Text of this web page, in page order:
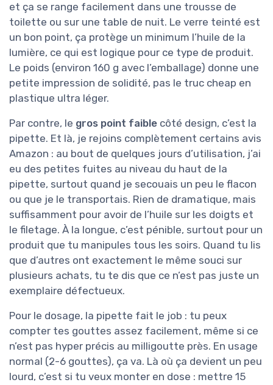
et ça se range facilement dans une trousse de
toilette ou sur une table de nuit. Le verre teinté est
un bon point, ça protège un minimum l’huile de la
lumière, ce qui est logique pour ce type de produit.
Le poids (environ 160 g avec l’emballage) donne une
petite impression de solidité, pas le truc cheap en
plastique ultra léger.
Par contre, le gros point faible côté design, c’est la
pipette. Et là, je rejoins complètement certains avis
Amazon : au bout de quelques jours d’utilisation, j’ai
eu des petites fuites au niveau du haut de la
pipette, surtout quand je secouais un peu le flacon
ou que je le transportais. Rien de dramatique, mais
suffisamment pour avoir de l’huile sur les doigts et
le filetage. À la longue, c’est pénible, surtout pour un
produit que tu manipules tous les soirs. Quand tu lis
que d’autres ont exactement le même souci sur
plusieurs achats, tu te dis que ce n’est pas juste un
exemplaire défectueux.
Pour le dosage, la pipette fait le job : tu peux
compter tes gouttes assez facilement, même si ce
n’est pas hyper précis au milligoutte près. En usage
normal (2-6 gouttes), ça va. Là où ça devient un peu
lourd, c’est si tu veux monter en dose : mettre 15